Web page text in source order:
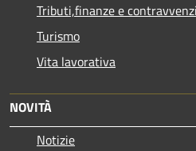
Tributi,finanze e
Turismo
Vita lavorativa
NOVITÀ
Notizie